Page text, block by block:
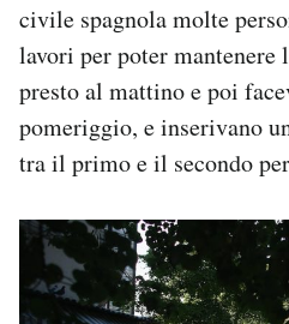
civile spagnola molte
lavori per poter
presto al mattino e poi
pomeriggio, e inserivano
tra il primo e il secondo